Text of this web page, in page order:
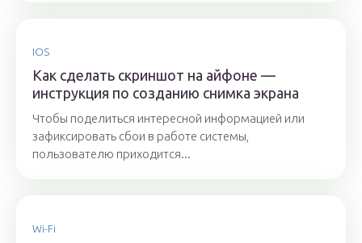
IOS
Как сделать скриншот на айфоне —
инструкция по созданию снимка экрана
Чтобы поделиться интересной информацией или
зафиксировать сбои в работе системы,
пользователю приходится...
Wi-Fi